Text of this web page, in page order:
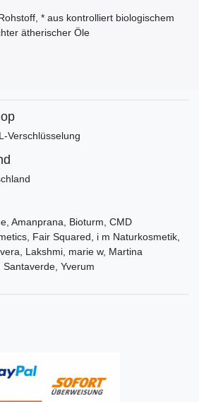
* aus kontrolliert biologischem
ätherischer Öle
Verschlüsselung
Amanprana, Bioturm, CMD
Fair Squared, i m Naturkosmetik,
Lakshmi, marie w, Martina
Santaverde, Yverum